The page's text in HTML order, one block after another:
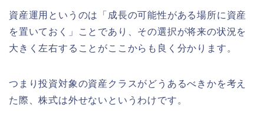
資産運用というのは「成長の可能性がある場所に資産
を置いておく」ことであり、その選択が将来の状況を
大きく左右することがここからも良く分かります。
つまり投資対象の資産クラスがどうあるべきかを考え
た際、株式は外せないというわけです。